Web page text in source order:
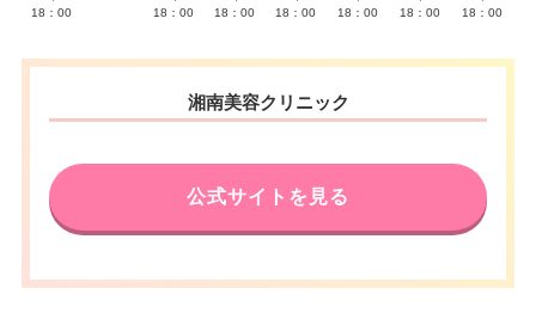
18：00
18：00
18：00
18：00
18：00
18：00
18：00
湘南美容クリニック
公式サイトを見る